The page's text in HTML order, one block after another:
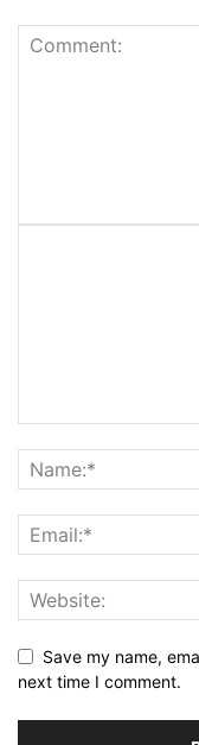
Save my name,
next time I comment.